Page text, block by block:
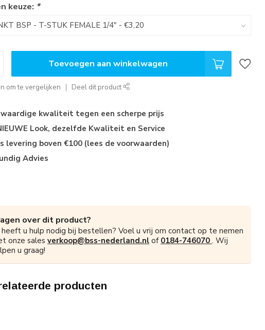
keuze: *
Toevoegen aan winkelwagen
om te vergelijken Deel dit product
kwaliteit tegen een scherpe prijs
Look, dezelfde Kwaliteit en Service
levering boven €100 (lees de voorwaarden)
Advies
over dit product?
heeft u hulp nodig bij bestellen? Voel u vrij om contact op te nemen
onze sales verkoop@bss-nederland.nl of 0184-746070 . Wij
u graag!
producten